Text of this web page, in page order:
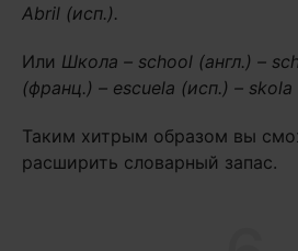
Abril (исп.).
Или Школа – school (англ.) –
(франц.) – escuela (исп.) – skola
Таким хитрым образом вы
расширить словарный запас.